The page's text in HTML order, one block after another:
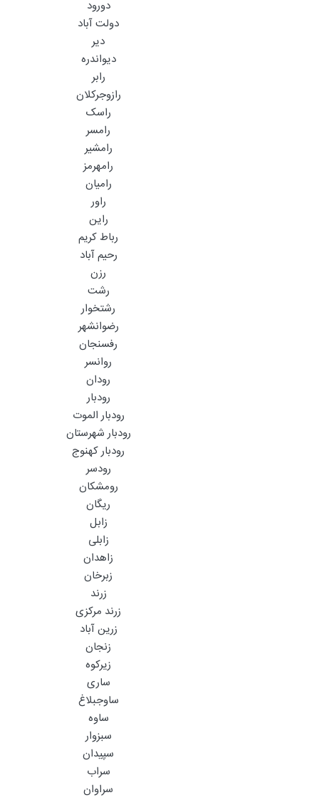
دورود
دولت آباد
دیر
دیواندره
رابر
رازوجرکلان
راسک
رامسر
رامشیر
رامهرمز
رامیان
راور
راین
رباط کریم
رحیم آباد
رزن
رشت
رشتخوار
رضوانشهر
رفسنجان
روانسر
رودان
رودبار
رودبار الموت
رودبار شهرستان
رودبار کهنوج
رودسر
رومشکان
ریگان
زابل
زابلی
زاهدان
زبرخان
زرند
زرند مرکزی
زرین آباد
زنجان
زیرکوه
ساری
ساوجبلاغ
ساوه
سبزوار
سپیدان
سراب
سراوان